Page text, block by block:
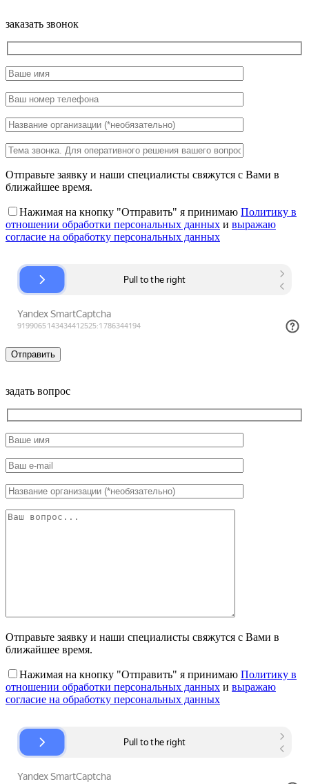
заказать звонок
Отправьте заявку и наши специалисты свяжутся с Вами в
ближайшее время.
Нажимая на кнопку "Отправить" я принимаю Политику в
отношении обработки персональных данных и выражаю
согласие на обработку персональных данных
задать вопрос
Отправьте заявку и наши специалисты свяжутся с Вами в
ближайшее время.
Нажимая на кнопку "Отправить" я принимаю Политику в
отношении обработки персональных данных и выражаю
согласие на обработку персональных данных